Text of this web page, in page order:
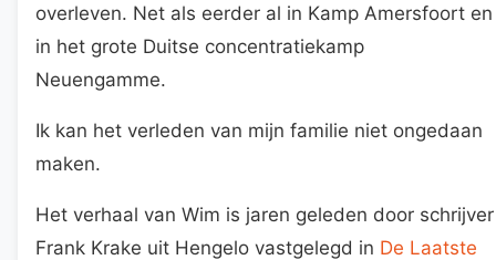
overleven. Net als eerder al in Kamp Amersfoort en
in het grote Duitse concentratiekamp
Neuengamme.
Ik kan het verleden van mijn familie niet ongedaan
maken.
Het verhaal van Wim is jaren geleden door schrijver
Frank Krake uit Hengelo vastgelegd in De Laatste